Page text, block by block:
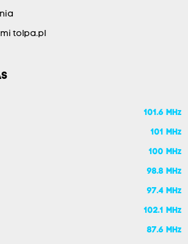
tolpa.pl
101.6 MHz
101 MHz
100 MHz
98.8 MHz
97.4 MHz
102.1 MHz
87.6 MHz